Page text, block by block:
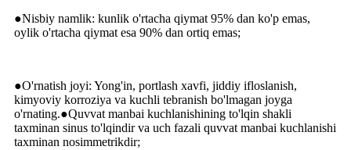
●Nisbiy namlik: kunlik o'rtacha qiymat 95% dan ko'p emas,
oylik o'rtacha qiymat esa 90% dan ortiq emas;
●O'rnatish joyi: Yong'in, portlash xavfi, jiddiy ifloslanish,
kimyoviy korroziya va kuchli tebranish bo'lmagan joyga
o'rnating.●Quvvat manbai kuchlanishining to'lqin shakli
taxminan sinus to'lqindir va uch fazali quvvat manbai kuchlanishi
taxminan nosimmetrikdir;